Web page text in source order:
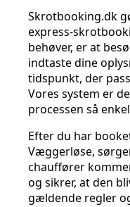
Skrotbooking.dk
express-
behøver, er at
indtaste dine
tidspunkt, der
Vores system er
processen så
Efter du har
Væggerløse,
chauffører
og sikrer, at den
gældende regler